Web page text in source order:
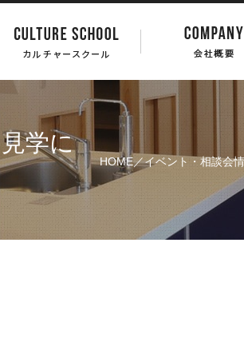
学に
HOME／イベント・相談会